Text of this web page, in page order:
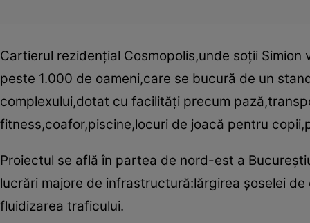
Cartierul rezidenţial Cosmopolis,unde soţii
peste 1.000 de oameni,care se bucură de un
complexului,dotat cu facilităţi precum
fitness,coafor,piscine,locuri de joacă pentru
Proiectul se află în partea de nord-est a
lucrări majore de infrastructură:lărgirea şoselei
fluidizarea traficului.